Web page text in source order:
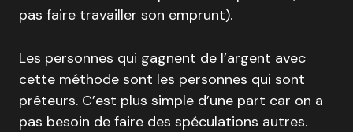
pas faire travailler son emprunt).
Les personnes qui gagnent de l’argent avec
cette méthode sont les personnes qui sont
prêteurs. C’est plus simple d’une part car on a
pas besoin de faire des spéculations autres.